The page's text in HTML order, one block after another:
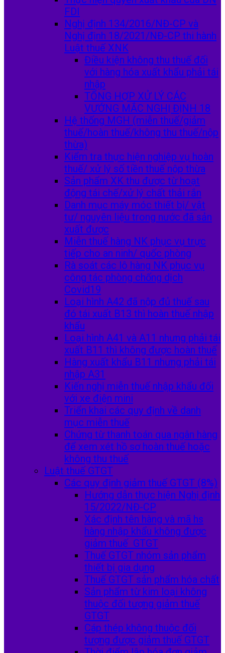
FDI
Nghị định 134/2016/NĐ-CP và
Nghị định 18/2021/NĐ-CP thi hành
Luật thuế XNK
Điều kiện không thu thuế đối
với hàng hóa xuất khẩu phải tái
nhập
TỔNG HỢP XỬ LÝ CÁC
VƯỚNG MẮC NGHỊ ĐỊNH 18
Hệ thống MGH (miễn thuế/giảm
thuế/hoàn thuế/không thu thuế/nộp
thừa)
Kiểm tra thực hiện nghiệp vụ hoàn
thuế/ xử lý số tiền thuế nộp thừa
Sản phẩm XK thu được từ hoạt
động tái chế/xử lý chất thải rắn
Danh mục máy móc thiết bị/ vật
tư/ nguyên liệu trong nước đã sản
xuất được
Miễn thuế hàng NK phục vụ trực
tiếp cho an ninh/ quốc phòng
Rà soát các lô hàng NK phục vụ
công tác phòng chống dịch
Covid19
Loại hình A42 đã nộp đủ thuế sau
đó tái xuất B13 thì hoàn thuế nhập
khẩu
Loại hình A41 và A11 nhưng phải tái
xuất B11 thì không được hoàn thuế
Hàng xuất khẩu B11 nhưng phải tái
nhập A31
Kiến nghị miễn thuế nhập khẩu đối
với xe điện mini
Triển khai các quy định về danh
mục miễn thuế
Chứng từ thanh toán qua ngân hàng
để xem xét hồ sơ hoàn thuế hoặc
không thu thuế
Luật thuế GTGT
Các quy định giảm thuế GTGT (8%)
Hướng dẫn thực hiện Nghị định
15/2022/NĐ-CP
Xác định tên hàng và mã hs
hàng nhập khẩu không được
giảm thuế GTGT
Thuế GTGT nhóm sản phẩm
thiết bị gia dụng
Thuế GTGT sản phẩm hóa chất
Sản phẩm từ kim loại không
thuộc đối tượng giảm thuế
GTGT
Cáp thép không thuộc đối
tượng được giảm thuế GTGT